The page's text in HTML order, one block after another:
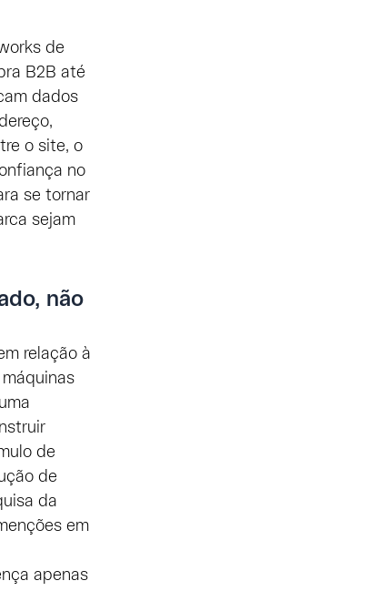
de
B2B até
dados
o site, o
no
se tornar
sejam
não
relação à
de
de
da
em
apenas